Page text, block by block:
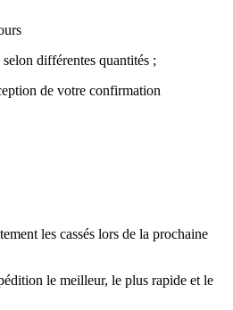
différentes quantités ;
de votre confirmation
les cassés lors de la prochaine
le meilleur, le plus rapide et le